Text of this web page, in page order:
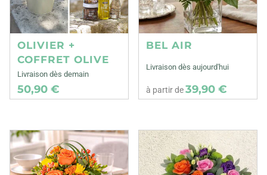
OLIVIER +
COFFRET OLIVE
Livraison dès demain
50,90 €
BEL AIR
Livraison dès aujourd'hui
à partir de39,90 €